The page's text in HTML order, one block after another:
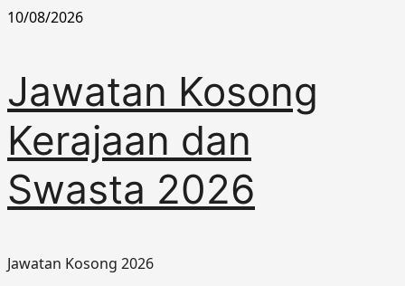
Skip
10/08/2026
Jawatan Kosong
Kerajaan dan
Swasta 2026
Jawatan Kosong 2026